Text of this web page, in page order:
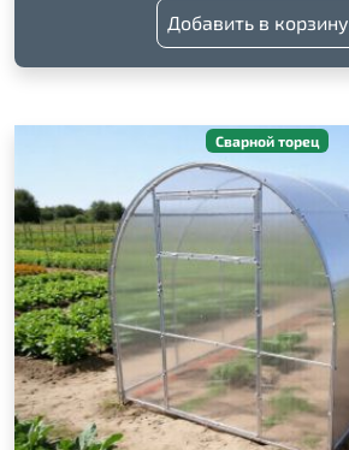
Добавить в корзину
Сварной торец